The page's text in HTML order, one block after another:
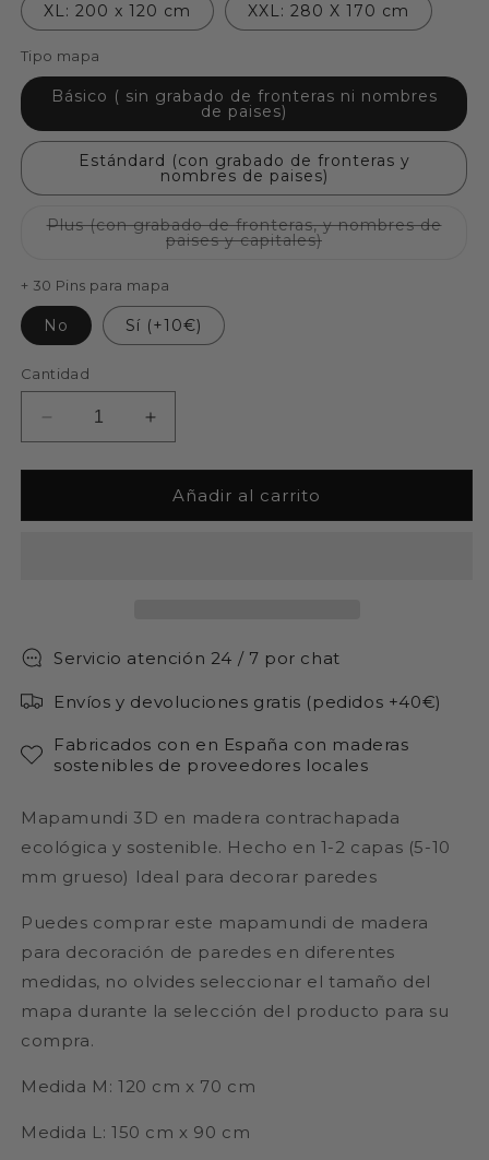
XL: 200 x 120 cm XXL: 280 X 170 cm
Tipo mapa
Básico ( sin grabado de fronteras ni nombres
de paises)
Estándard (con grabado de fronteras y
nombres de paises)
Plus (con grabado de fronteras, y nombres de
paises y capitales)Variante
+ 30 Pins para mapa
No Sí (+10€)
Cantidad
Reducir
cantidad
para
3d
TONOS
madera
Aumentar
cantidad
para
Mapamundi
3d
TONOS
madera
Añadir al carrito
Servicio atención 24 / 7 por chat
Envíos y devoluciones gratis (pedidos +40€)
Fabricados con en España con maderas
sostenibles de proveedores locales
Mapamundi 3D en madera contrachapada
ecológica y sostenible. Hecho en 1-2 capas (5-10
mm grueso) Ideal para decorar paredes
Puedes comprar este mapamundi de madera
para decoración de paredes en diferentes
medidas, no olvides seleccionar el tamaño del
mapa durante la selección del producto para su
compra.
Medida M: 120 cm x 70 cm
Medida L: 150 cm x 90 cm